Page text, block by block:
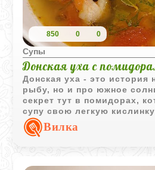
850 0 0
Супы
Донская уха с
Донская уха - это история
рыбу, но и про южное
секрет тут в помидорах,
супу свою легкую
потом практически
только чистый сок.
обязательно добавьте
масла в самом конце - он
Вилка